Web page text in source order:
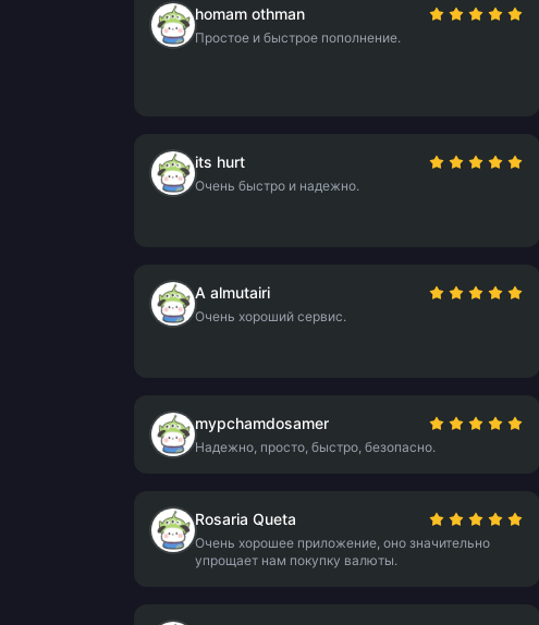
homam othman
Простое и быстрое пополнение.
its hurt
Очень быстро и надежно.
A almutairi
Очень хороший сервис.
mypchamdosamer
Надежно, просто, быстро, безопасно.
Rosaria Queta
Очень хорошее приложение, оно значительно
упрощает нам покупку валюты.